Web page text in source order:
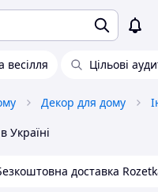
весілля Цільові
Декор для дому
Україні
доставка